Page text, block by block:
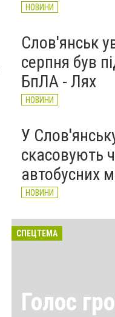
НОВИНИ
Слов'янськ
серпня був
БпЛА - Лях
НОВИНИ
У
скасовують
автобусних
НОВИНИ
СПЕЦТЕМА
Голос